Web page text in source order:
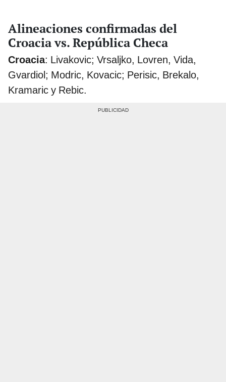
Alineaciones confirmadas del
Croacia vs. República Checa
Croacia: Livakovic; Vrsaljko, Lovren, Vida,
Gvardiol; Modric, Kovacic; Perisic, Brekalo,
Kramaric y Rebic.